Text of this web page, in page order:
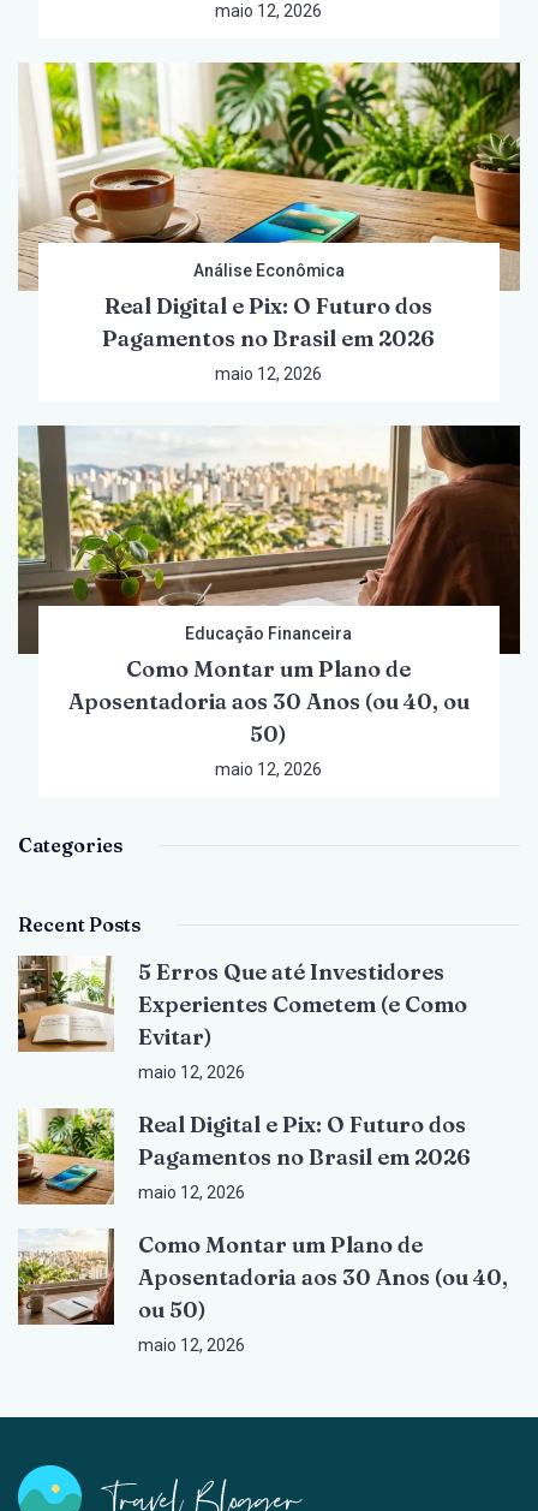
maio 12, 2026
Análise Econômica
Real Digital e Pix: O Futuro dos
Pagamentos no Brasil em 2026
maio 12, 2026
Educação Financeira
Como Montar um Plano de
Aposentadoria aos 30 Anos (ou 40, ou
50)
maio 12, 2026
Categories
Recent Posts
5 Erros Que até Investidores
Experientes Cometem (e Como
Evitar)
maio 12, 2026
Real Digital e Pix: O Futuro dos
Pagamentos no Brasil em 2026
maio 12, 2026
Como Montar um Plano de
Aposentadoria aos 30 Anos (ou 40,
ou 50)
maio 12, 2026